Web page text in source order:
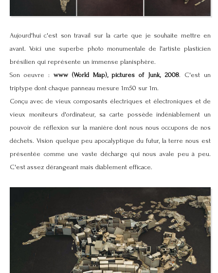
Aujourd'hui c'est son travail sur la carte que je souhaite mettre en
avant. Voici une superbe photo monumentale de l'artiste plasticien
brésilien qui représente un immense planisphère.
Son oeuvre : www (World Map), pictures of Junk, 2008. C'est un
triptype dont chaque panneau mesure 1m50 sur 1m.
Conçu avec de vieux composants électriques et électroniques et de
vieux moniteurs d'ordinateur, sa carte possède indéniablement un
pouvoir de réflexion sur la manière dont nous nous occupons de nos
déchets. Vision quelque peu apocalyptique du futur, la terre nous est
présentée comme une vaste décharge qui nous avale peu à peu.
C'est assez dérangeant mais diablement efficace.